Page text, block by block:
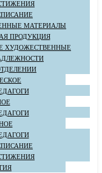
МАТЕРИАЛЫ
ПРОДУКЦИЯ
ХУДОЖЕСТВЕННЫЕ